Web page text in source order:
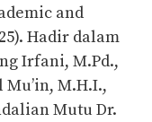
and
Hadir dalam
Irfani, M.Pd.,
Mu’in, M.H.I.,
Mutu Dr.